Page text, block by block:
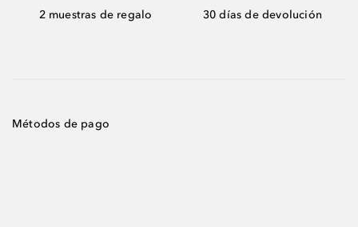
2 muestras de regalo 30 días de devolución
Métodos de pago